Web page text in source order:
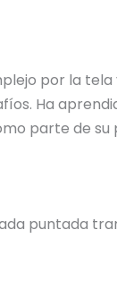
por la
Ha
parte de su
puntada